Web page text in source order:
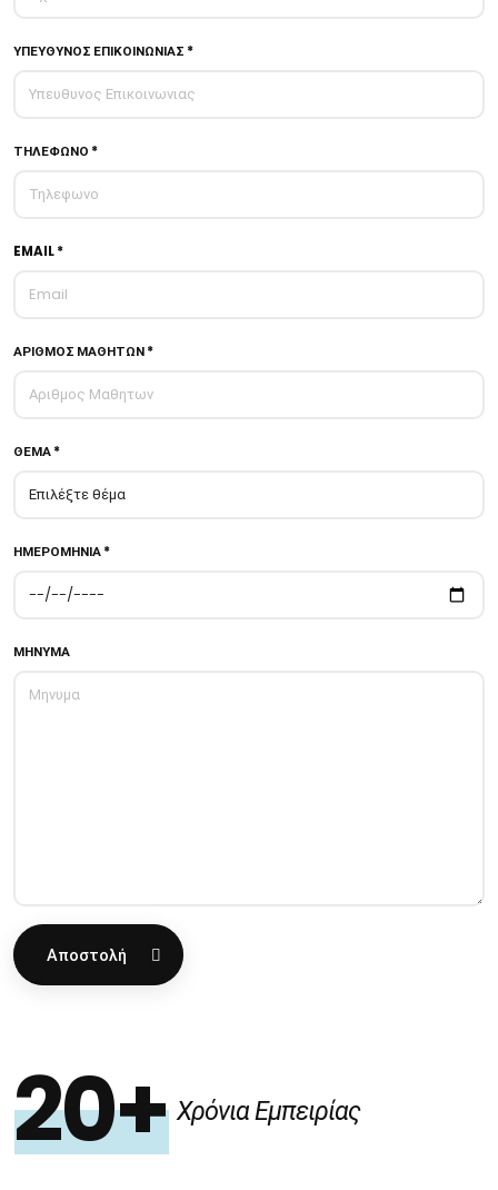
ΥΠΕΥΘΥΝΟΣ ΕΠΙΚΟΙΝΩΝΙΑΣ *
ΤΗΛΕΦΩΝΟ *
EMAIL *
ΑΡΙΘΜΟΣ ΜΑΘΗΤΩΝ *
ΘΕΜΑ *
ΗΜΕΡΟΜΗΝΙΑ *
ΜΗΝΥΜΑ
Αποστολή
20+ Χρόνια Εμπειρίας